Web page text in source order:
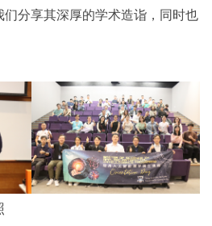
分享其深厚的学术造诣，同时也